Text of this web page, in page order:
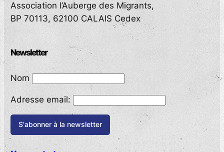
Association l’Auberge des Migrants,
BP 70113, 62100 CALAIS Cedex
Newsletter
Nom
Adresse email: